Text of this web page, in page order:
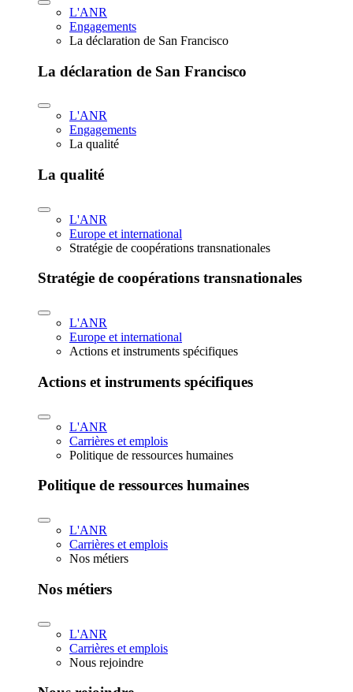
L'ANR
Engagements
La déclaration de San Francisco
La déclaration de San Francisco
L'ANR
Engagements
La qualité
La qualité
L'ANR
Europe et international
Stratégie de coopérations transnationales
Stratégie de coopérations transnationales
L'ANR
Europe et international
Actions et instruments spécifiques
Actions et instruments spécifiques
L'ANR
Carrières et emplois
Politique de ressources humaines
Politique de ressources humaines
L'ANR
Carrières et emplois
Nos métiers
Nos métiers
L'ANR
Carrières et emplois
Nous rejoindre